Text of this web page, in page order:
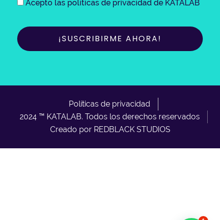
Acepto las politicas de privacidad de KATALAB
Políticas de privacidad
2024 ™ KATALAB. Todos los derechos reservados
Creado por REDBLACK STUDIOS